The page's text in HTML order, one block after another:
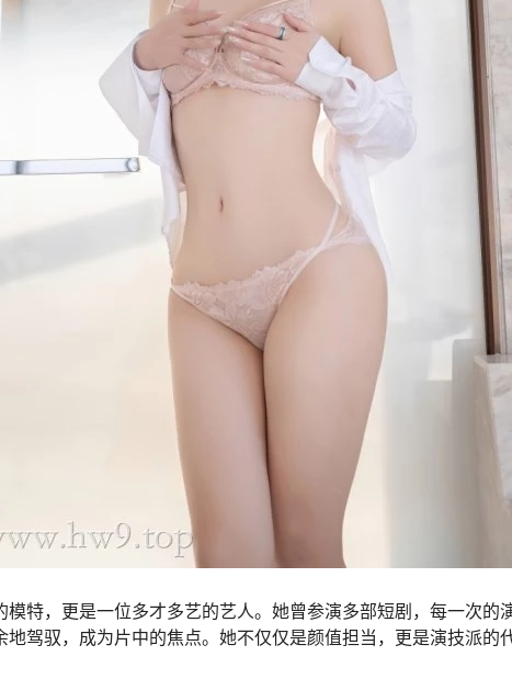
特，更是一位多才多艺的艺人。她曾参演多部短剧，每一次的
驾驭，成为片中的焦点。她不仅仅是颜值担当，更是演技派的代